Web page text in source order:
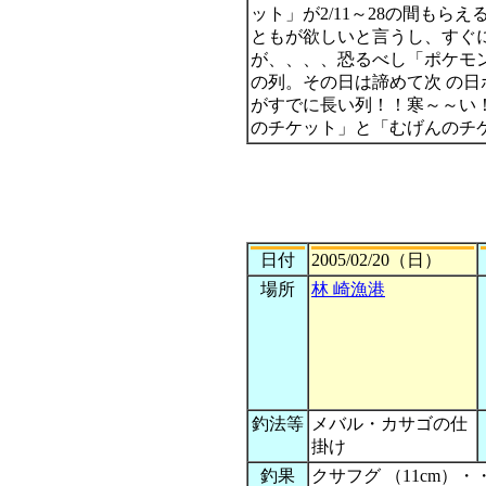
ット」が2/11～28の間もらえ
ともが欲しいと言うし、すぐ
が、、、、恐るべし「ポケモ
の列。その日は諦めて次 の
がすでに長い列！！寒～～い
のチケット」と「むげんのチ
日付
2005/02/20（日）
場所
林 崎漁港
釣法等
メバル・カサゴの仕
掛け
釣果
クサフグ （11cm）・